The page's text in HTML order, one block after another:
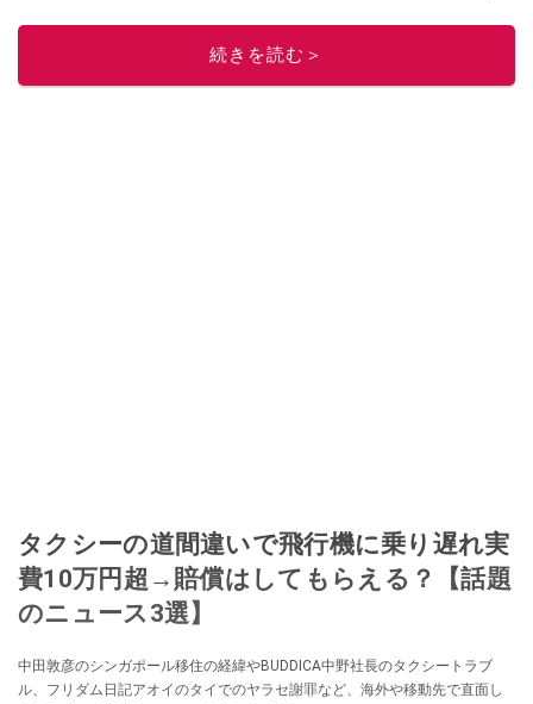
このイチオシストの他の記事を読む
続きを読む＞
タクシーの道間違いで飛行機に乗り遅れ実
費10万円超→賠償はしてもらえる？【話題
のニュース3選】
中田敦彦のシンガポール移住の経緯やBUDDICA中野社長のタクシートラブ
ル、フリダム日記アオイのタイでのヤラセ謝罪など、海外や移動先で直面し